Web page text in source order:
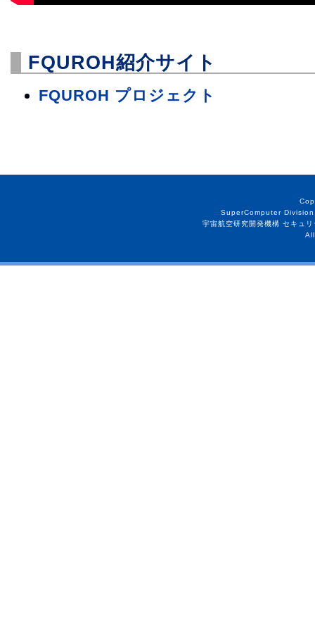
FQUROH紹介サイト
FQUROH プロジェクト
SuperComputer
宇宙航空研究開発機構 セキュ